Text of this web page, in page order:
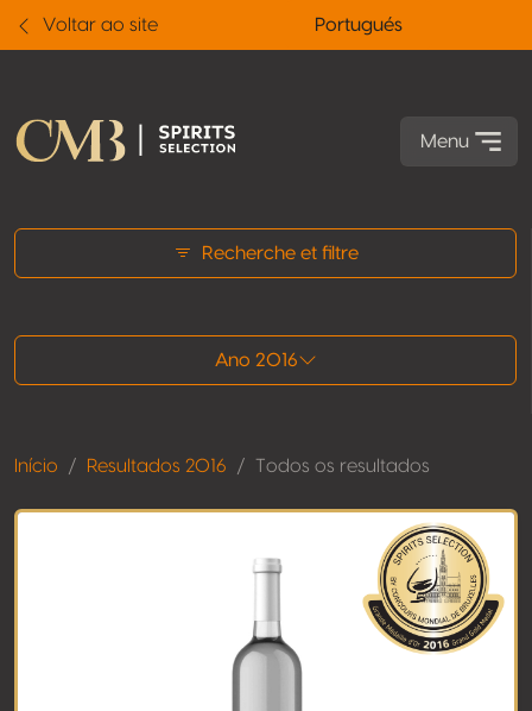
Voltar ao site Portugués
Menu
Recherche et filtre
Ano 2016
Início Resultados 2016 Todos os resultados